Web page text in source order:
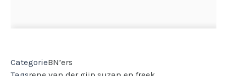
CategorieBN’ers